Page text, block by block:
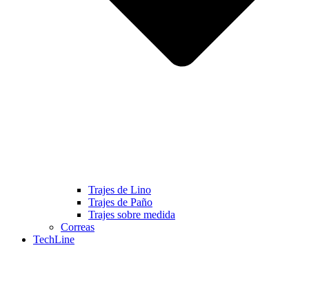
Trajes de Lino
Trajes de Paño
Trajes sobre medida
Correas
TechLine